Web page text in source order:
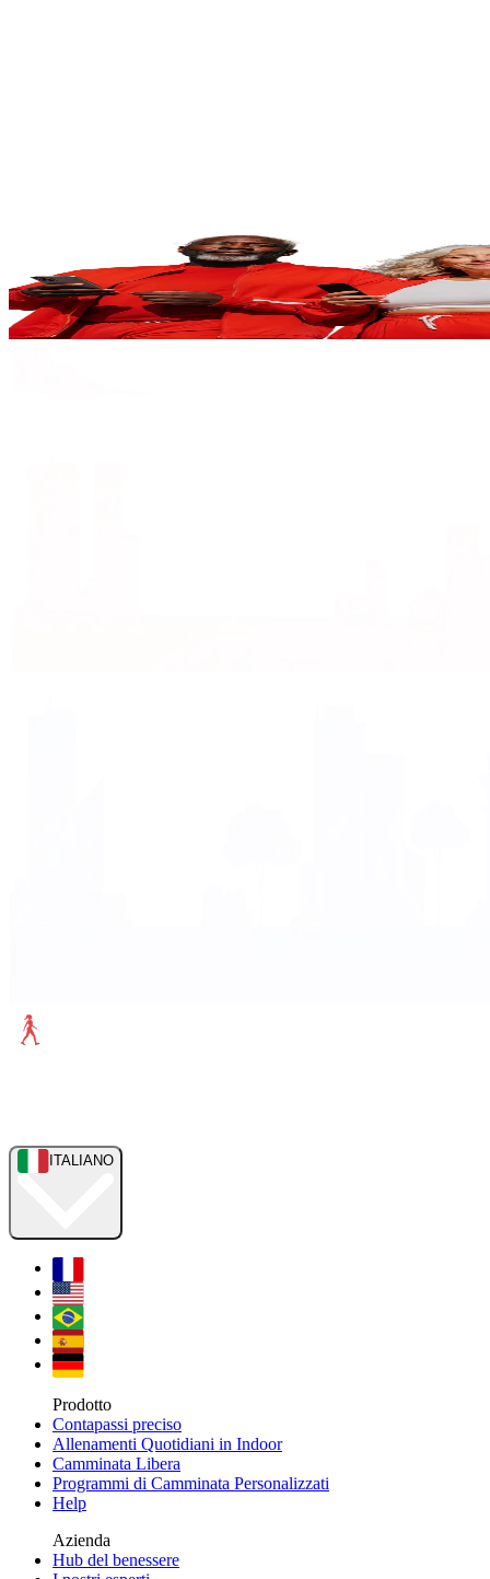
ITALIANO
Prodotto
Contapassi preciso
Allenamenti Quotidiani in Indoor
Camminata Libera
Programmi di Camminata Personalizzati
Help
Azienda
Hub del benessere